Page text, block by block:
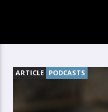
ARTICLE PODCASTS